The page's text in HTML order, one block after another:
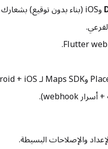
والإصلاحات البسيطة.